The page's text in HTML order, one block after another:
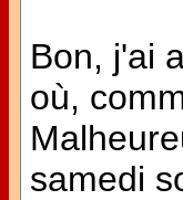
Bon, j'ai
où,
samedi